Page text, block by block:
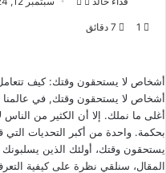
ع
ل
ى
X
ر
د
ا
1
أشخاص لا يستحقون وقتك: كيف
أشخاص لا يستحقون وقتك, في عالمنا
أغلى ما نملك. إلا أن الكثير من الناس
بحكمة. واحدة من أكبر التحديات
يستحقون وقتك، أولئك الذين
المقال، سنلقي نظرة على كيفية